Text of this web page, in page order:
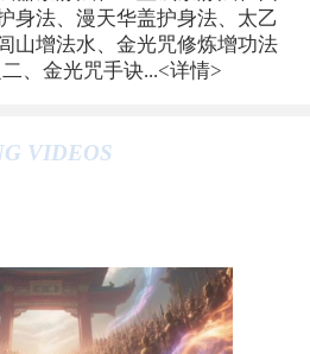
身法、漫天华盖护身法、太乙
山增法水、金光咒修炼增功法
、金光咒手诀...<详情>
VIDEOS